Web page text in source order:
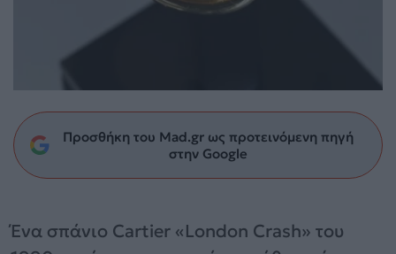
Προσθήκη του Mad.gr ως προτεινόμενη πηγή
στην Google
Ένα σπάνιο Cartier «London Crash» του